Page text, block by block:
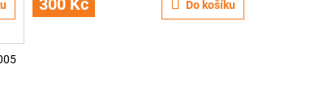
300 Kč Do košíku